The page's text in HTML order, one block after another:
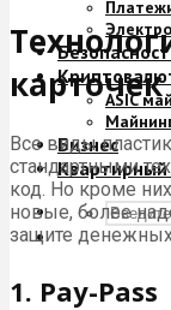
ASIC
Бизнес
Квартирный
карточек
Все виды
стандартными
код. Но кроме
новые, более
защите денежных
1. Pay-Pass